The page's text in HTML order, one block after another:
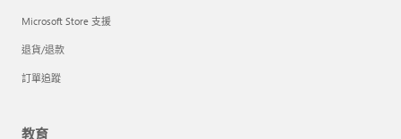
Microsoft Store 支援
退貨/退款
訂單追蹤
教育